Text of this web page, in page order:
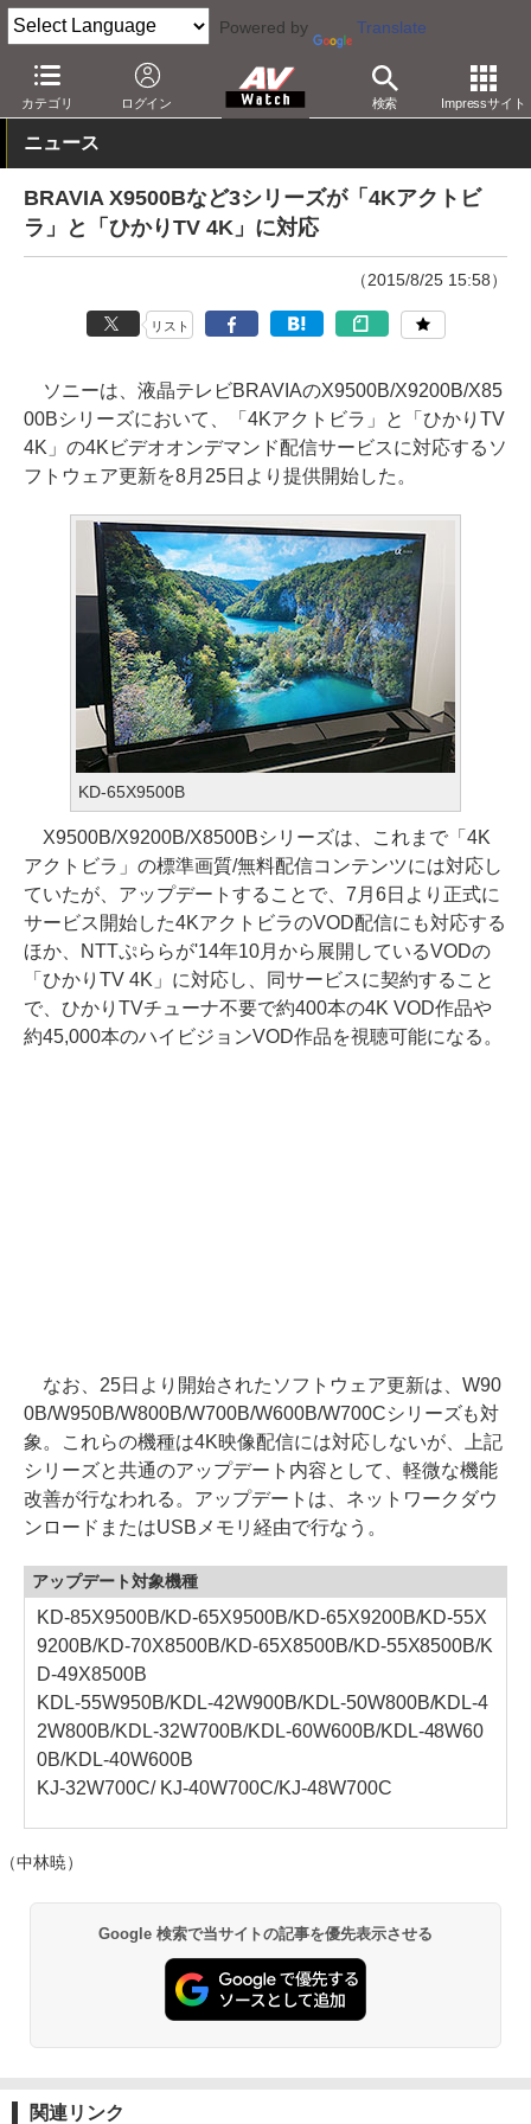
Powered by Translate
カテゴリ ログイン 検索 Impressサイト
AV Watch 製品 テレビ ソニー
ニュース
BRAVIA X9500Bなど3シリーズが「4Kアクトビ
ラ」と「ひかりTV 4K」に対応
（2015/8/25 15:58）
リスト
ソニーは、液晶テレビBRAVIAのX9500B/X9200B/X85
00Bシリーズにおいて、「4Kアクトビラ」と「ひかりTV
4K」の4Kビデオオンデマンド配信サービスに対応するソ
フトウェア更新を8月25日より提供開始した。
KD-65X9500B
X9500B/X9200B/X8500Bシリーズは、これまで「4K
アクトビラ」の標準画質/無料配信コンテンツには対応し
ていたが、アップデートすることで、7月6日より正式に
サービス開始した4KアクトビラのVOD配信にも対応する
ほか、NTTぷららが'14年10月から展開しているVODの
「ひかりTV 4K」に対応し、同サービスに契約すること
で、ひかりTVチューナ不要で約400本の4K VOD作品や
約45,000本のハイビジョンVOD作品を視聴可能になる。
なお、25日より開始されたソフトウェア更新は、W90
0B/W950B/W800B/W700B/W600B/W700Cシリーズも対
象。これらの機種は4K映像配信には対応しないが、上記
シリーズと共通のアップデート内容として、軽微な機能
改善が行なわれる。アップデートは、ネットワークダウ
ンロードまたはUSBメモリ経由で行なう。
アップデート対象機種
KD-85X9500B/KD-65X9500B/KD-65X9200B/KD-55X
9200B/KD-70X8500B/KD-65X8500B/KD-55X8500B/K
D-49X8500B
KDL-55W950B/KDL-42W900B/KDL-50W800B/KDL-4
2W800B/KDL-32W700B/KDL-60W600B/KDL-48W60
0B/KDL-40W600B
KJ-32W700C/ KJ-40W700C/KJ-48W700C
（中林暁）
Google 検索で当サイトの記事を優先表示させる
関連リンク